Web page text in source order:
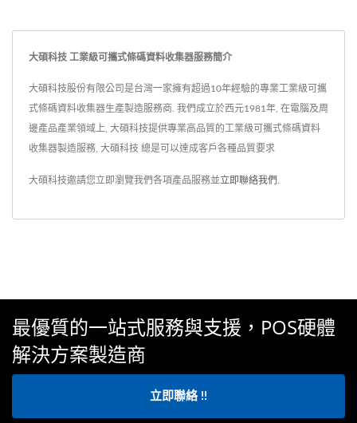
大碩科技 工業級可攜式條碼資料收集器服務簡介
大碩科技股份有限公司是台灣一家擁有超過10年經驗的專業工業級可攜
式條碼資料收集器生產製造服務商. 我們成立於西元1981年, 在電腦及周
邊產品產業領域上, 大碩科技提供專業高品質的工業級可攜式條碼資料
收集器製造服務, 大碩科技 總是可以達成客戶各種品質要求
大碩科技邀請您立即瀏覽我們各項產品服務並立即聯絡我們
最優質的一站式服務與支援，POS硬體
解決方案製造商
立即聯絡 !!